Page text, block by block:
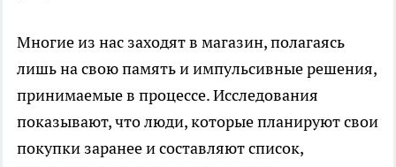
Многие из нас заходят в магазин, полагаясь
лишь на свою память и импульсивные решения,
принимаемые в процессе. Исследования
показывают, что люди, которые планируют свои
покупки заранее и составляют список,